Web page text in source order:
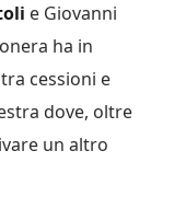
e Giovanni
ha in
cessioni e
dove, oltre
un altro